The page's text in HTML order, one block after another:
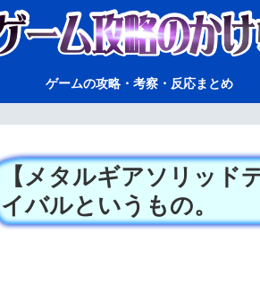
ゲームの攻略・考察・反応まとめ
【メタルギアソリッド
イバルというもの。